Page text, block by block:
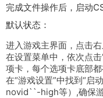
完成文件操作后，启动
默认状态：
进入游戏主界面，点击右
在设置菜单中，依次点击
项卡，每个选项卡底部都
在“游戏设置”中找到“启
novid``-high等）,确保